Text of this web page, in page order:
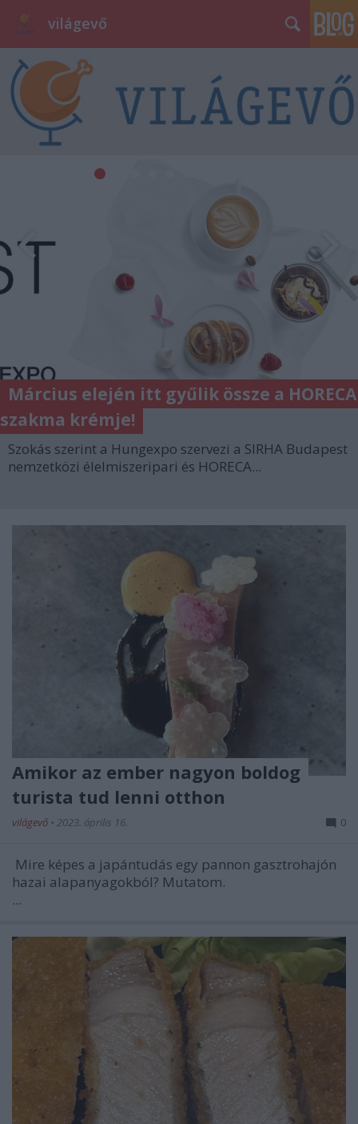
világevő
Március elején itt gyűlik össze a HORECA
szakma krémje!
Szokás szerint a Hungexpo szervezi a SIRHA Budapest
nemzetközi élelmiszeripari és HORECA...
Amikor az ember nagyon boldog
turista tud lenni otthon
világevő • 2023. április 16. 0
Mire képes a japántudás egy pannon gasztrohajón
hazai alapanyagokból? Mutatom.
...